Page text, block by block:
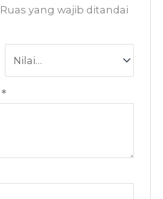
Ruas yang wajib ditandai
*